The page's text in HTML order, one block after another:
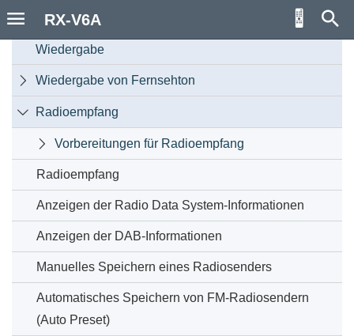

Grundlegende Bedienungsvorgänge bei der
Wiedergabe
 Wiedergabe von Fernsehton
 Radioempfang
 Vorbereitungen für Radioempfang
Radioempfang
Anzeigen der Radio Data System-Informationen
Anzeigen der DAB-Informationen
Manuelles Speichern eines Radiosenders
Automatisches Speichern von FM-Radiosendern
(Auto Preset)
RX-V6A